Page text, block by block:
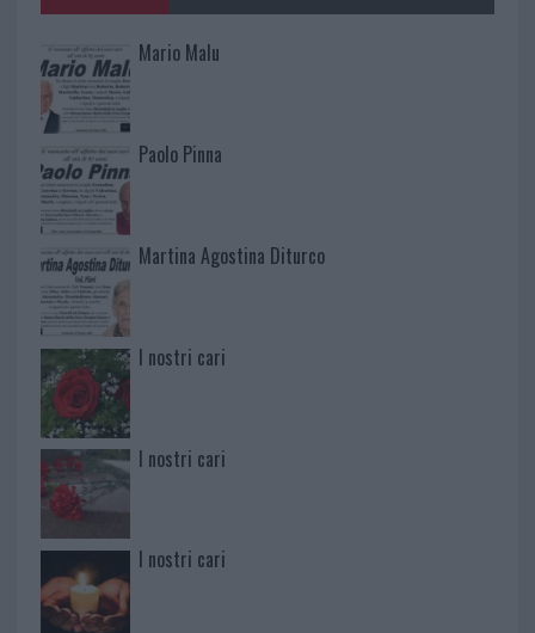
Mario Malu
Paolo Pinna
Martina Agostina Diturco
I nostri cari
I nostri cari
I nostri cari